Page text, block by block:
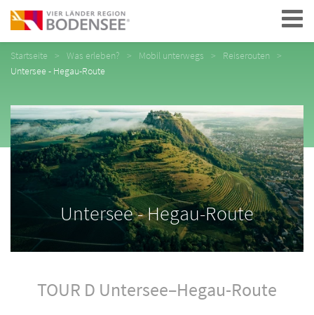
Navigation
Startseite Was erleben? Mobil unterwegs
Reiserouten
Untersee - Hegau-Route
Untersee - Hegau-Route
TOUR D Untersee–Hegau-Route